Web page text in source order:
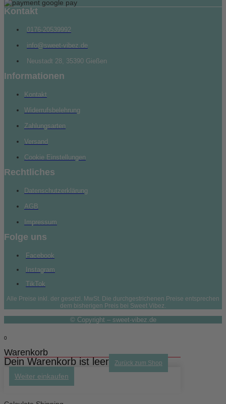
Kontakt
0176-20539992
info@sweet-vibez.de
Neustadt 28, 35390 Gießen
Informationen
Kontakt
Widerrufsbelehrung
Zahlungsarten
Versand
Cookie Einstellungen
Rechtliches
Datenschutzerklärung
AGB
Impressum
Folge uns
Facebook
Instagram
TikTok
Alle Preise inkl. der gesetzl. MwSt. Die durchgestrichenen Preise entsprechen
dem bisherigen Preis bei Sweet Vibez.
© Copyright – sweet-vibez.de
0
Warenkorb
Dein Warenkorb ist leer Zurück zum Shop
Weiter einkaufen